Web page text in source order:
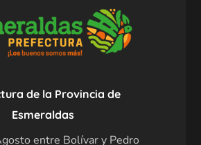
de la Provincia de
Esmeraldas
entre Bolívar y Pedro